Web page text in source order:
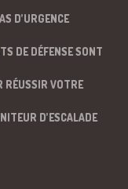
D’URGENCE
DE DÉFENSE SONT
RÉUSSIR VOTRE
D’ESCALADE